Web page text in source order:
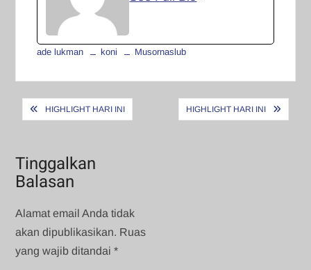
ade lukman koni Musornaslub
Navigasi
HIGHLIGHT HARI INI HIGHLIGHT HARI INI
Tinggalkan
Balasan
Alamat email Anda tidak
akan dipublikasikan. Ruas
yang wajib ditandai*